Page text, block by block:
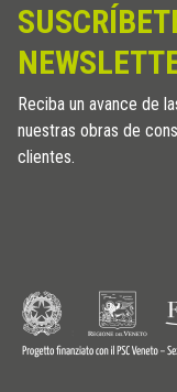
Reciba un avance de
nuestras obras de
clientes.